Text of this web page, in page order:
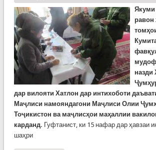
Якуми
равон
назди
дар вилояти Хатлон дар интихоботи
Маҷлиси намояндагони Маҷлиси Олии
Тоҷикистон ва маҷлисҳои маҳаллии
карданд. Гуфтанист, ки 15 нафар дар ҳавзаи
шаҳри